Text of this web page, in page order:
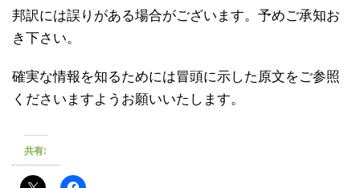
邦訳には誤りがある場合がございます。予めご承知お
き下さい。
確実な情報を知るためには冒頭に示した原文をご参照
くださいますようお願いいたします。
共有: